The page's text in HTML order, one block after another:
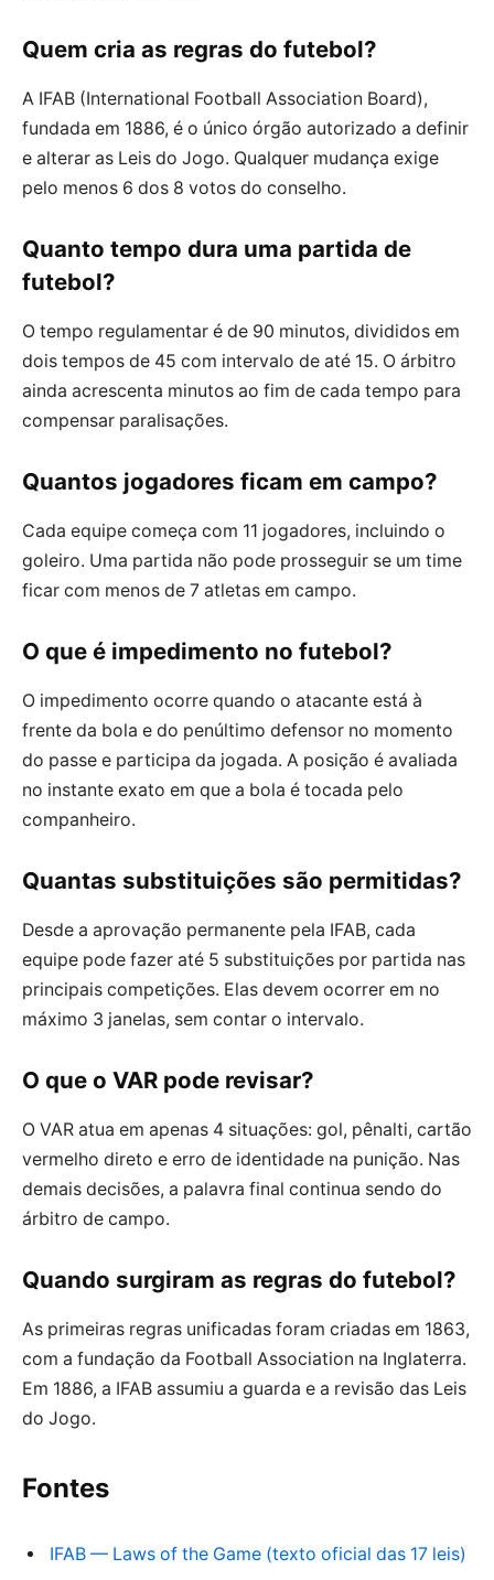
Quem cria as regras do futebol?
A IFAB (International Football Association Board),
fundada em 1886, é o único órgão autorizado a definir
e alterar as Leis do Jogo. Qualquer mudança exige
pelo menos 6 dos 8 votos do conselho.
Quanto tempo dura uma partida de
futebol?
O tempo regulamentar é de 90 minutos, divididos em
dois tempos de 45 com intervalo de até 15. O árbitro
ainda acrescenta minutos ao fim de cada tempo para
compensar paralisações.
Quantos jogadores ficam em campo?
Cada equipe começa com 11 jogadores, incluindo o
goleiro. Uma partida não pode prosseguir se um time
ficar com menos de 7 atletas em campo.
O que é impedimento no futebol?
O impedimento ocorre quando o atacante está à
frente da bola e do penúltimo defensor no momento
do passe e participa da jogada. A posição é avaliada
no instante exato em que a bola é tocada pelo
companheiro.
Quantas substituições são permitidas?
Desde a aprovação permanente pela IFAB, cada
equipe pode fazer até 5 substituições por partida nas
principais competições. Elas devem ocorrer em no
máximo 3 janelas, sem contar o intervalo.
O que o VAR pode revisar?
O VAR atua em apenas 4 situações: gol, pênalti, cartão
vermelho direto e erro de identidade na punição. Nas
demais decisões, a palavra final continua sendo do
árbitro de campo.
Quando surgiram as regras do futebol?
As primeiras regras unificadas foram criadas em 1863,
com a fundação da Football Association na Inglaterra.
Em 1886, a IFAB assumiu a guarda e a revisão das Leis
do Jogo.
Fontes
IFAB — Laws of the Game (texto oficial das 17 leis)